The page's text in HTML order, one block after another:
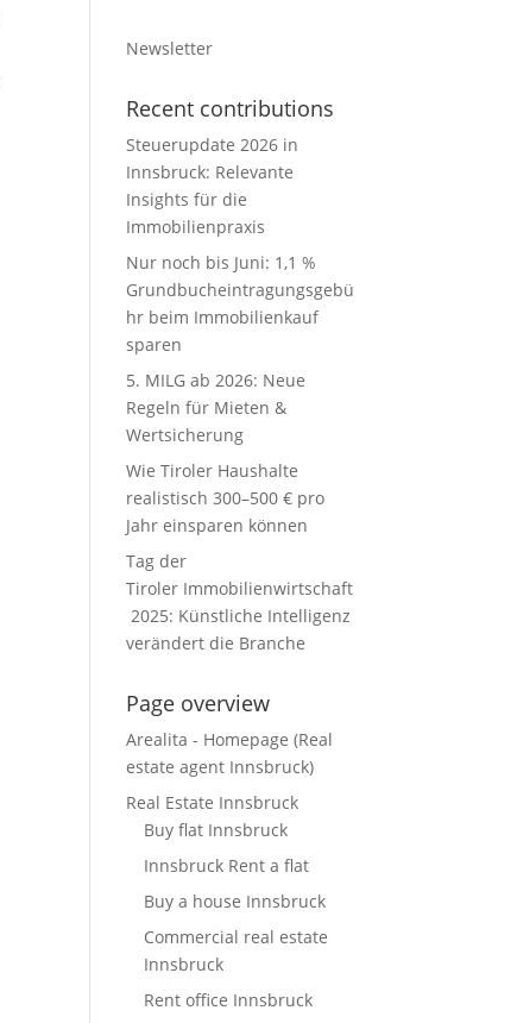
Newsletter
Recent contributions
Steuerupdate 2026 in
Innsbruck: Relevante
Insights für die
Immobilienpraxis
Nur noch bis Juni: 1,1 %
Grundbucheintragungsgebü
hr beim Immobilienkauf
sparen
5. MILG ab 2026: Neue
Regeln für Mieten &
Wertsicherung
Wie Tiroler Haushalte
realistisch 300–500 € pro
Jahr einsparen können
Tag der
Tiroler Immobilienwirtschaft
2025: Künstliche Intelligenz
verändert die Branche
Page overview
Arealita - Homepage (Real
estate agent Innsbruck)
Real Estate Innsbruck
Buy flat Innsbruck
Innsbruck Rent a flat
Buy a house Innsbruck
Commercial real estate
Innsbruck
Rent office Innsbruck